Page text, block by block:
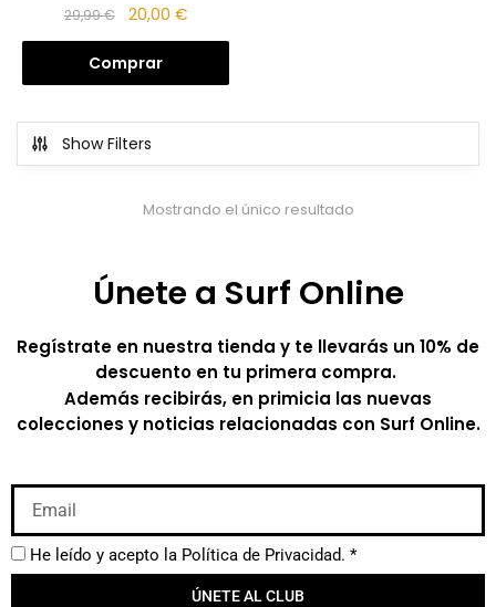
29,99€ 20,00 €
Comprar
Show Filters
Mostrando el único resultado
Únete a Surf Online
Regístrate en nuestra tienda y te llevarás un 10% de
descuento en tu primera compra.
Además recibirás, en primicia las nuevas
colecciones y noticias relacionadas con Surf Online.
He leído y acepto la Política de Privacidad. *
ÚNETE AL CLUB